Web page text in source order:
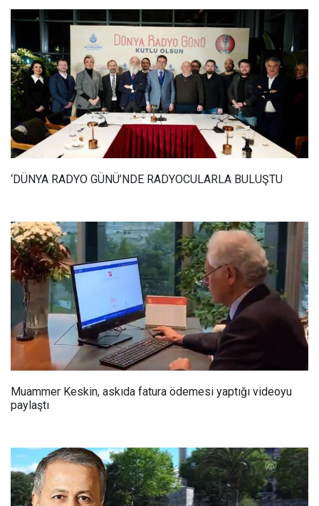
‘DÜNYA RADYO GÜNÜ’NDE RADYOCULARLA BULUŞTU
Muammer Keskin, askıda fatura ödemesi yaptığı videoyu
paylaştı